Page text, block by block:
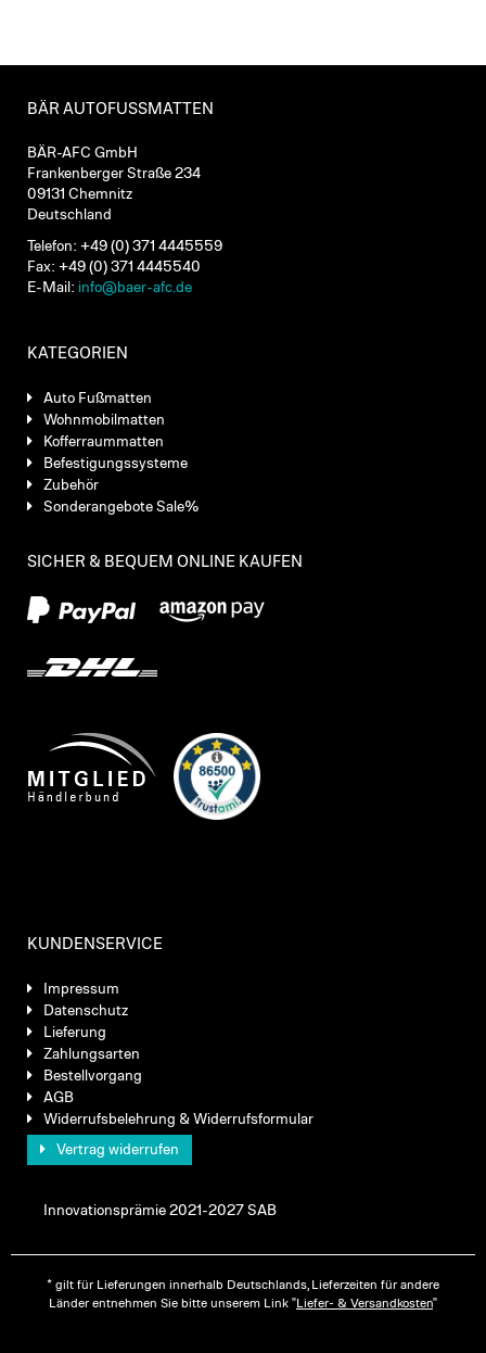
BÄR AUTOFUSSMATTEN
BÄR-AFC GmbH
Frankenberger Straße 234
09131 Chemnitz
Deutschland
Telefon: +49 (0) 371 4445559
Fax: +49 (0) 371 4445540
E-Mail: info@baer-afc.de
KATEGORIEN
Auto Fußmatten
Wohnmobilmatten
Kofferraummatten
Befestigungssysteme
Zubehör
Sonderangebote Sale%
SICHER & BEQUEM ONLINE KAUFEN
KUNDENSERVICE
Impressum
Datenschutz
Lieferung
Zahlungsarten
Bestellvorgang
AGB
Widerrufsbelehrung & Widerrufsformular
Vertrag widerrufen
Innovationsprämie 2021-2027 SAB
* gilt für Lieferungen innerhalb Deutschlands, Lieferzeiten für andere
Länder entnehmen Sie bitte unserem Link "Liefer- & Versandkosten"